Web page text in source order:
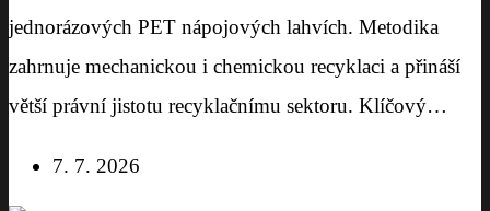
jednorázových PET nápojových lahvích. Metodika
zahrnuje mechanickou i chemickou recyklaci a přináší
větší právní jistotu recyklačnímu sektoru. Klíčový…
7. 7. 2026